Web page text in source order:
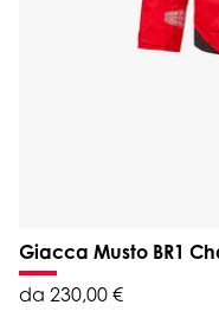
Giacca Musto BR1
da 230,00 €